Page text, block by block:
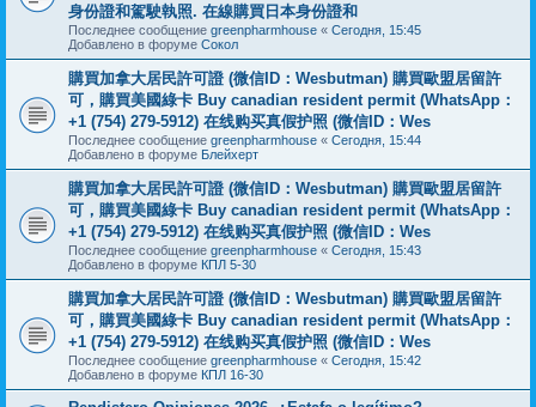
身份證和駕駛執照. 在線購買日本身份證和
Последнее сообщение greenpharmhouse « Сегодня, 15:45
Добавлено в форуме Сокол
購買加拿大居民許可證 (微信ID：Wesbutman) 購買歐盟居留許
可，購買美國綠卡 Buy canadian resident permit (WhatsApp：
+1 (754) 279-5912) 在线购买真假护照 (微信ID：Wes
Последнее сообщение greenpharmhouse « Сегодня, 15:44
Добавлено в форуме Блейхерт
購買加拿大居民許可證 (微信ID：Wesbutman) 購買歐盟居留許
可，購買美國綠卡 Buy canadian resident permit (WhatsApp：
+1 (754) 279-5912) 在线购买真假护照 (微信ID：Wes
Последнее сообщение greenpharmhouse « Сегодня, 15:43
Добавлено в форуме КПЛ 5-30
購買加拿大居民許可證 (微信ID：Wesbutman) 購買歐盟居留許
可，購買美國綠卡 Buy canadian resident permit (WhatsApp：
+1 (754) 279-5912) 在线购买真假护照 (微信ID：Wes
Последнее сообщение greenpharmhouse « Сегодня, 15:42
Добавлено в форуме КПЛ 16-30